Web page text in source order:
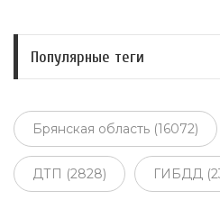
Популярные теги
Брянская область (16072)
ДТП (2828) ГИБДД